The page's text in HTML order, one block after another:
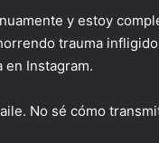
y estoy
trauma
en Instagram.
No sé cómo